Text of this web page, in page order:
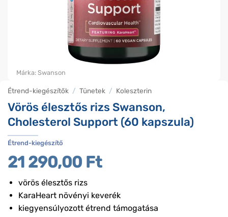
Étrend-kiegészítők / Tünetek / Koleszterin
Vörös élesztős rizs Swanson,
Cholesterol Support (60 kapszula)
Étrend-kiegészítő
21 290,00 Ft
vörös élesztős rizs
KaraHeart növényi keverék
kiegyensúlyozott étrend támogatása
Márka: Swanson